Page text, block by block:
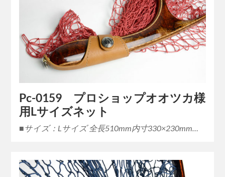
Pc-0159 プロショップオオツカ様
用Lサイズネット
■サイズ：Lサイズ 全長510mm内寸330×230mm…